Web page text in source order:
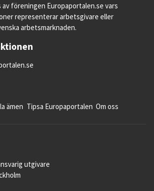
av föreningen Europaportalen.se vars
representerar arbetsgivare eller
arbetsmarknaden.
ämen Tipsa Europaportalen Om oss
utgivare